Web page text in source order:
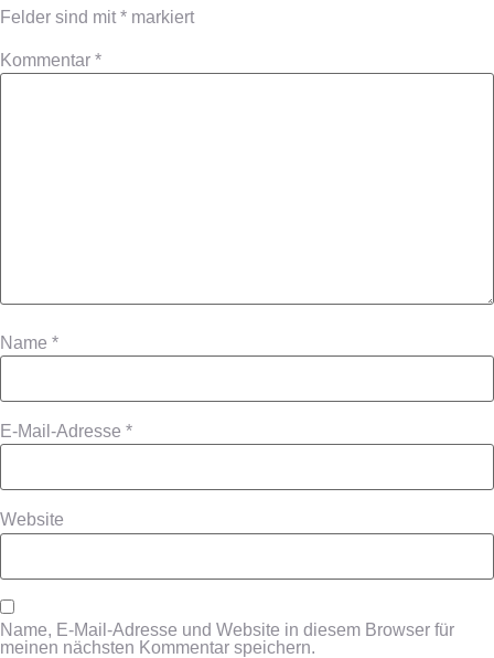
Felder sind mit * markiert
Kommentar *
Name *
E-Mail-Adresse *
Website
Name, E-Mail-Adresse und Website in diesem Browser für
meinen nächsten Kommentar speichern.